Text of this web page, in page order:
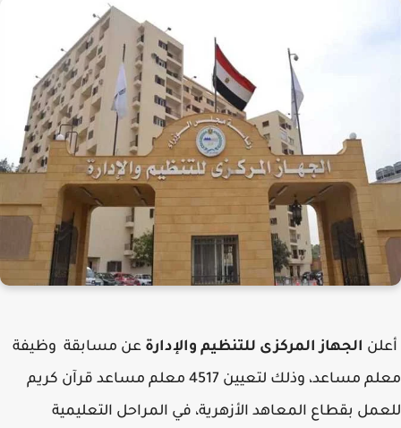
الجهاز المركزى للتنظيم والإدارةعن مسابقة وظيفة
معلم مساعد، وذلك لتعيين 4517 معلم مساعد قرآن كريم
بقطاع المعاهد الأزهرية، في المراحل التعليمية